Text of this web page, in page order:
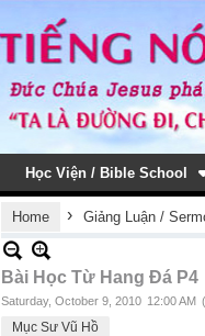
Học Viện / Bible School
Home › Giảng Luận /
Bài Học Từ Hang Đá P4
Saturday, October 9, 2010 12:00 AM
Mục Sư Vũ Hồ